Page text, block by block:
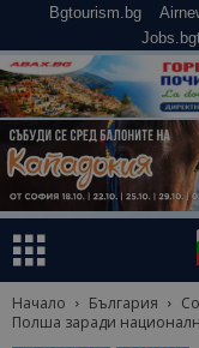
Bgtourism.bg
Начало България
Полша заради